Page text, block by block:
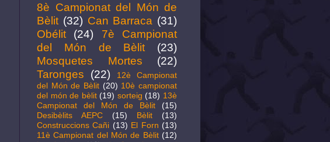
8è Campionat del Món de
Bèlit (32) Can Barraca (31)
Obélit
(24)
7è Campionat
del Món de Bèlit
(23)
Mosquetes Mortes
(22)
Taronges
(22)
12è Campionat
del Món de Bèlit (20) 10è campionat
del món de bèlit (19) sorteig (18) 13è
Campionat del Món de Bèlit
(15)
Desibèlits AEPC
(15) Bèlit
(13)
Construccions Cañi (13) El Forn (13)
11è Campionat del Món de Bèlit (12)